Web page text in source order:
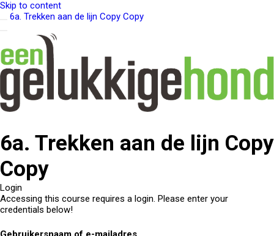
Skip to content
6a. Trekken aan de lijn Copy Copy
6a. Trekken aan de lijn Copy
Copy
Login
Accessing this course requires a login. Please enter your
credentials below!